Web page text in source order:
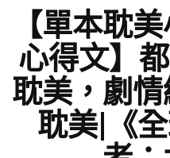
【單本耽
心得文】
耽美，劇
耽美|《